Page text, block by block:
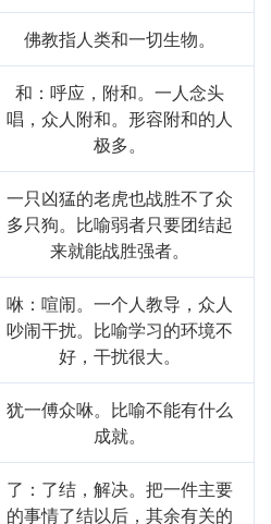
佛教指人类和一切生物。
和：呼应，附和。一人念头
唱，众人附和。形容附和的人
极多。
一只凶猛的老虎也战胜不了众
多只狗。比喻弱者只要团结起
来就能战胜强者。
咻：喧闹。一个人教导，众人
吵闹干扰。比喻学习的环境不
好，干扰很大。
犹一傅众咻。比喻不能有什么
成就。
了：了结，解决。把一件主要
的事情了结以后，其余有关的